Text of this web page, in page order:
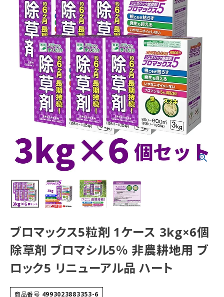
ブロマックス5粒剤 1ケース 3kg×6個
除草剤 ブロマシル5％ 非農耕地用 ブ
ロック5 リニューアル品 ハート
商品番号 4993023883353-6